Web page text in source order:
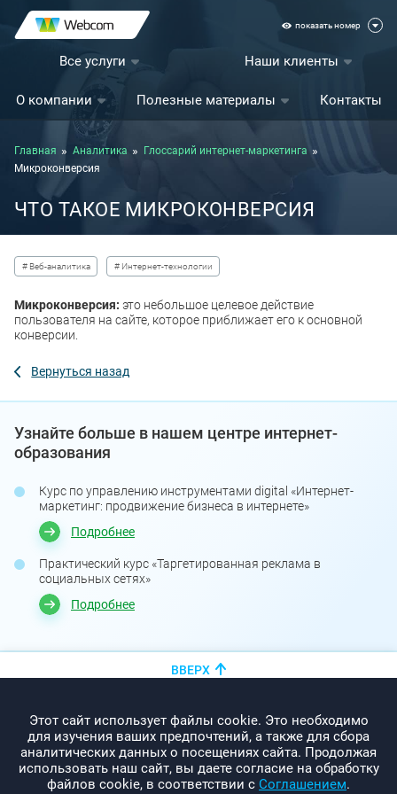
показать номер
Все услуги Наши клиенты
О компании Полезные материалы Контакты
Главная Аналитика
Глоссарий интернет-маркетинга
Микроконверсия
ЧТО ТАКОЕ МИКРОКОНВЕРСИЯ
# Веб-аналитика # Интернет-технологии
Микроконверсия: это небольшое целевое действие
пользователя на сайте, которое приближает его к основной
конверсии.
Вернуться назад
Узнайте больше в нашем центре интернет-
образования
Курс по управлению инструментами digital «Интернет-
маркетинг: продвижение бизнеса в интернете»
Подробнее
Практический курс «Таргетированная реклама в
социальных сетях»
Подробнее
Этот сайт использует файлы cookie. Это необходимо
для изучения ваших предпочтений, а также для сбора
аналитических данных о посещениях сайта. Продолжая
использовать наш сайт, вы даете согласие на обработку
файлов cookie, в соответствии с Соглашением.
ВВЕРХ
info@promo-webcom.by